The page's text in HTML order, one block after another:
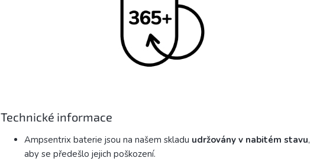
Technické informace
Ampsentrix baterie jsou na našem skladu udržovány v nabitém stavu,
aby se předešlo jejich poškození.